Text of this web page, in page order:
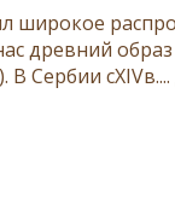
широкое
древний образ
Сербии сXIVв....